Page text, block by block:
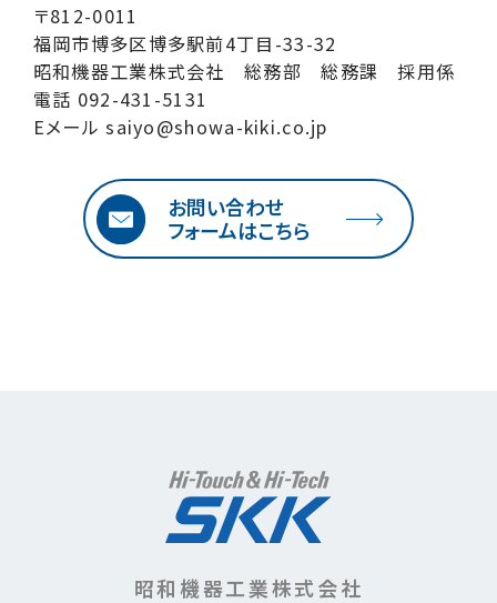
〒812-0011
福岡市博多区博多駅前4丁目-33-32
昭和機器工業株式会社 総務部 総務課 採用係
電話 092-431-5131
Eメールsaiyo@showa-kiki.co.jp
お問い合わせ
フォームはこちら
昭和機器工業株式会社